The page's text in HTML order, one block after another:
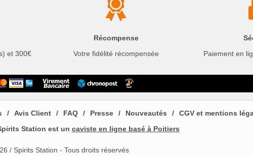
et 300€
Récompense
Votre fidélité récompensée
Paiement en
Avis Client FAQ Presse Nouveautés CGV et mentions
Station est un caviste en ligne basé à Poitiers
/ Spirits Station - Tous droits réservés